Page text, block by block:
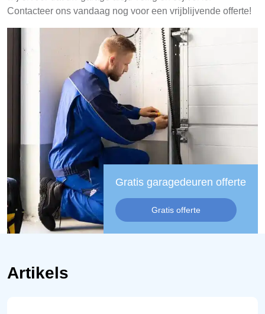
Contacteer ons vandaag nog voor een vrijblijvende offerte!
Gratis garagedeuren offerte
Gratis offerte
Artikels